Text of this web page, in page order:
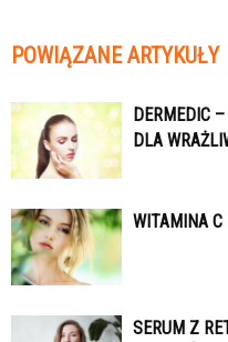
POWIĄZANE ARTYKUŁY
DERMEDIC
DLA
WITAMINA
SERUM Z